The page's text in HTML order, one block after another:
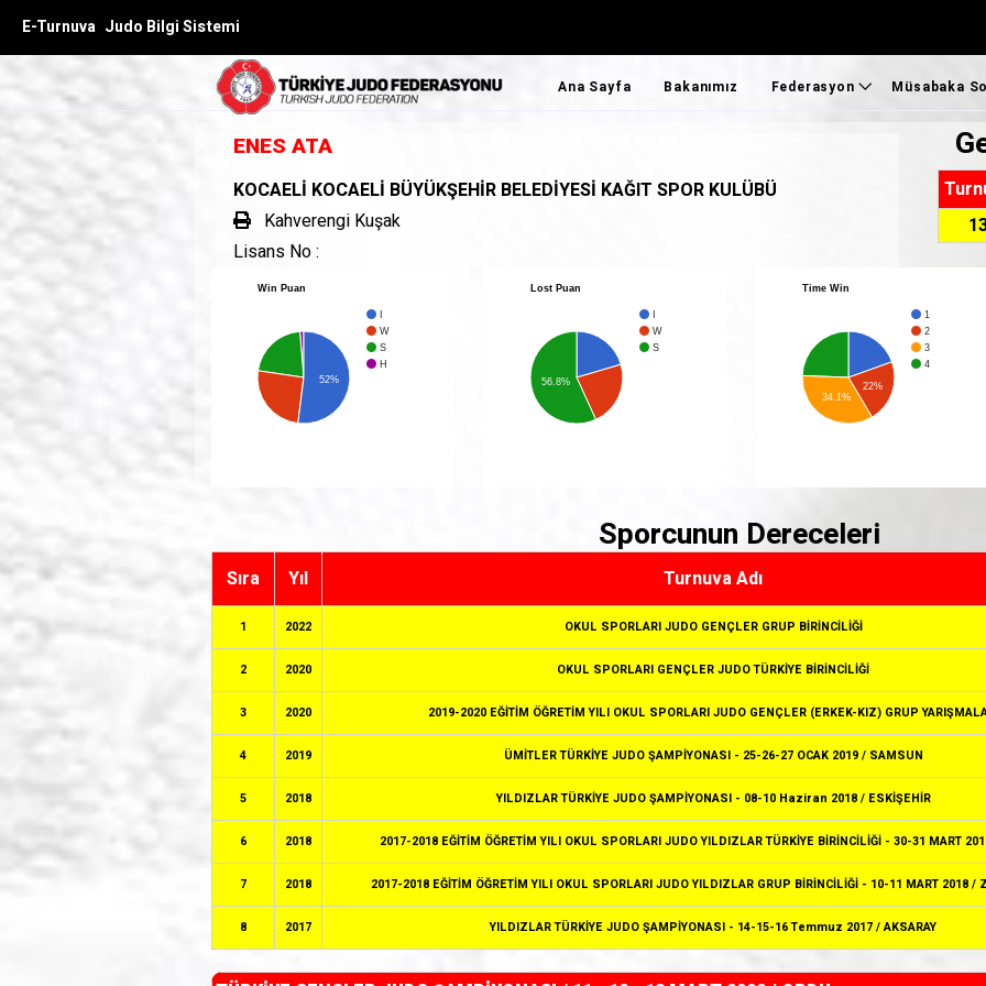
E-Turnuva Judo Bilgi Sistemi
Ana Sayfa Bakanımız Federasyon
Faaliyet Programı
MİLLİ TAKIMLAR
TOHM
Basında Biz
Müsabaka
Ulusal
Süper Lig
Ümitler
ENES ATA
KOCAELİ KOCAELİ BÜYÜKŞEHİR BELEDİYESİ KAĞIT SPOR KULÜBÜ
Kahverengi Kuşak
Lisans No :
Win Puan
W
S
H
52%
Lost Puan
W
S
56.8%
Time Win
1
2
3
4
22%
34.1%
Sporcunun Dereceleri
Sıra Yıl Turnuva Adı
1 2022 OKUL SPORLARI JUDO GENÇLER GRUP BİRİNCİLİĞİ
2 2020 OKUL SPORLARI GENÇLER JUDO TÜRKİYE BİRİNCİLİĞİ
3 2020 2019-2020 EĞİTİM ÖĞRETİM YILI OKUL SPORLARI JUDO GENÇLER (ERKEK-KIZ) GRUP
4 2019 ÜMİTLER TÜRKİYE JUDO ŞAMPİYONASI - 25-26-27 OCAK 2019 / SAMSUN
5 2018 YILDIZLAR TÜRKİYE JUDO ŞAMPİYONASI - 08-10 Haziran 2018 / ESKİŞEHİR
6 2018 2017-2018 EĞİTİM ÖĞRETİM YILI OKUL SPORLARI JUDO YILDIZLAR TÜRKİYE BİRİNCİLİĞİ - 30-31 MART
7 2018 2017-2018 EĞİTİM ÖĞRETİM YILI OKUL SPORLARI JUDO YILDIZLAR GRUP BİRİNCİLİĞİ - 10-11 MART 2018 /
8 2017 YILDIZLAR TÜRKİYE JUDO ŞAMPİYONASI - 14-15-16 Temmuz 2017 / AKSARAY